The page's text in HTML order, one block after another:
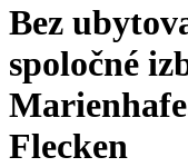
Bez
spoločné
Flecken